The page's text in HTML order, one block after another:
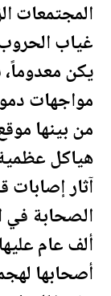
المجتمعات
غياب
يكن معدوماً،
مواجهات
من بينها
آثار
الصحابة في
ألف عام
أصحابها